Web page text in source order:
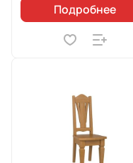
Подробнее